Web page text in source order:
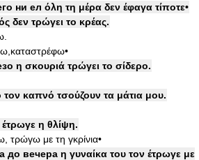
ни ел όλη τη μέρα δεν έφαγα τίποτε•
δεν τρώγει το κρέας.
η σκουριά τρώγει το σίδερο.
καπνό τσούζουν τα μάτια μου.
η θλίψη.
τρώγω με τη γκρίνια•
до вечера η γυναίκα του τον έτρωγε με